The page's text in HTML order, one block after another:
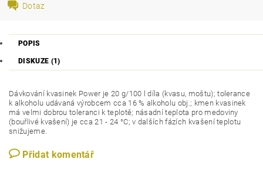
Dotaz
POPIS
DISKUZE (1)
Dávkování kvasinek Power je 20 g/100 l díla (kvasu, moštu); tolerance
k alkoholu udávaná výrobcem cca 16 % alkoholu obj.; kmen kvasinek
má velmi dobrou toleranci k teplotě; násadní teplota pro medoviny
(bouřlivé kvašení) je cca 21 - 24 °C; v dalších fázích kvašení teplotu
snižujeme.
Přidat komentář